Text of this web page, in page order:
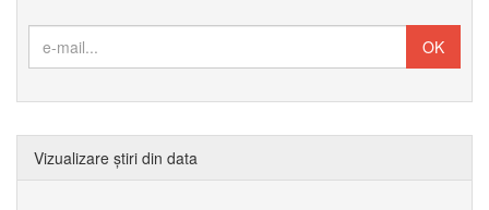
Vizualizare știri din data